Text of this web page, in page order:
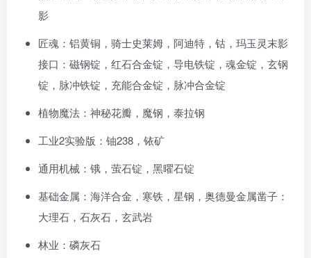
影
匠魂：铝黄铜，骑士史莱姆，阿迪特，钴，玛玉灵末影
接口：磁钢锭，红石合金锭，导电铁锭，魂金锭，玄钢
锭，脉冲铁锭，充能合金锭，脉冲合金锭
植物魔法：神秘花瓣，魔钢，泰拉钢
工业2实验版：铀238，铱矿
通用机械：锇，萤石锭，黑曜石锭
基础金属：海洋合金，寒铁，星钢，奥德曼金属凿子：
大理石，石灰石，玄武岩
林业：磷灰石